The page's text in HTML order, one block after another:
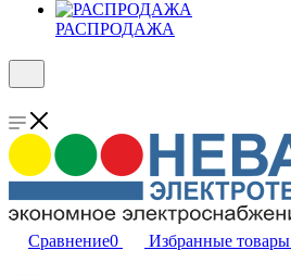
РАСПРОДАЖА
Сравнение0 Избранные товары